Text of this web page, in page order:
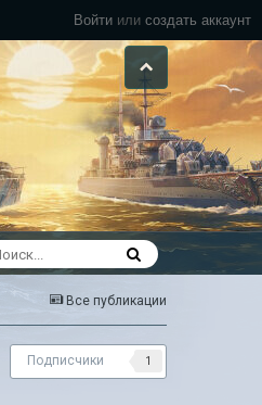
Войти или создать аккаунт
Все публикации
Подписчики 1